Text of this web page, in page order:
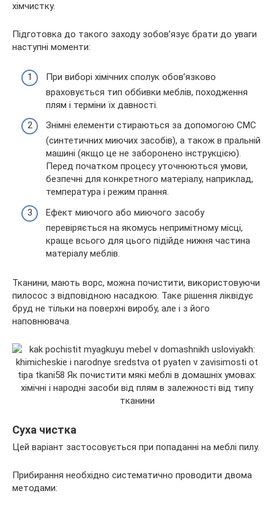
хімчистку.
Підготовка до такого заходу зобов’язує брати до уваги
наступні моменти:
При виборі хімічних сполук обов’язково
враховується тип оббивки меблів, походження
плям і терміни їх давності.
Знімні елементи стираються за допомогою СМС
(синтетичних миючих засобів), а також в пральній
машині (якщо це не заборонено інструкцією).
Перед початком процесу уточнюються умови,
безпечні для конкретного матеріалу, наприклад,
температура і режим прання.
Ефект миючого або миючого засобу
перевіряється на якомусь непримітному місці,
краще всього для цього підійде нижня частина
матеріалу меблів.
Тканини, мають ворс, можна почистити, використовуючи
пилосос з відповідною насадкою. Таке рішення ліквідує
бруд не тільки на поверхні виробу, але і з його
наповнювача.
Суха чистка
Цей варіант застосовується при попаданні на меблі пилу.
Прибирання необхідно систематично проводити двома
методами: